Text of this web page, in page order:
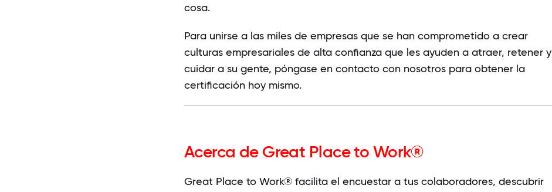
cosa.
Para unirse a las miles de empresas que se han comprometido a crear
culturas empresariales de alta confianza que les ayuden a atraer, retener y
cuidar a su gente, póngase en contacto con nosotros para obtener la
certificación hoy mismo.
Acerca de Great Place to Work®
Great Place to Work® facilita el encuestar a tus colaboradores, descubrir